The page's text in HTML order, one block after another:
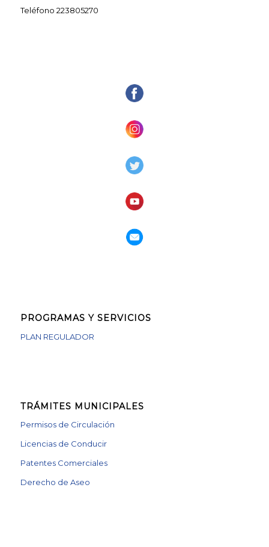
Teléfono 223805270
PROGRAMAS Y SERVICIOS
PLAN REGULADOR
TRÁMITES MUNICIPALES
Permisos de Circulación
Licencias de Conducir
Patentes Comerciales
Derecho de Aseo